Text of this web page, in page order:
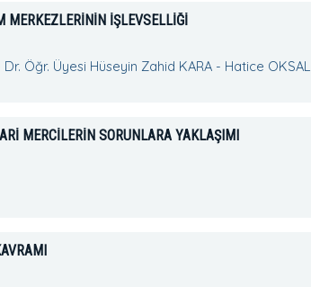
MERKEZLERİNİN İŞLEVSELLİĞİ
Öğr. Üyesi Hüseyin Zahid KARA - Hatice OKSAL
MERCİLERİN SORUNLARA YAKLAŞIMI